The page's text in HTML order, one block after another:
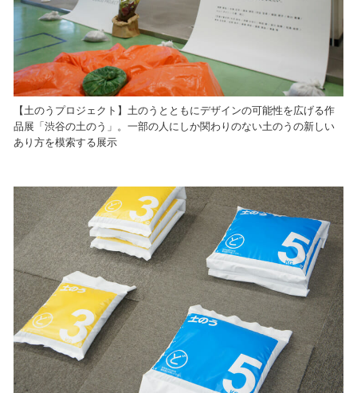
【土のうプロジェクト】土のうとともにデザインの可能性を広げる作
品展「渋谷の土のう」。一部の人にしか関わりのない土のうの新しい
あり方を模索する展示